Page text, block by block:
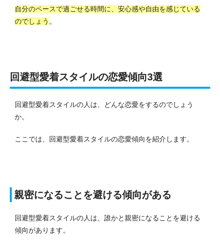
自分のペースで過ごせる時間に、安心感や自由を感じている
のでしょう 。
回避型愛着スタイルの恋愛傾向3選
回避型愛着スタイルの人は、どんな恋愛をするのでしょう
か。
ここでは、回避型愛着スタイルの恋愛傾向を紹介します。
親密になることを避ける傾向がある
回避型愛着スタイルの人は、誰かと親密になることを避ける
傾向があります。